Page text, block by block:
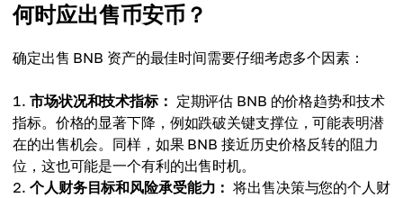
何时应出售币安币？
确定出售 BNB 资产的最佳时间需要仔细考虑多个因素：
市场状况和技术指标： 定期评估 BNB 的价格趋势和技术
指标。价格的显著下降，例如跌破关键支撑位，可能表明潜
在的出售机会。同样，如果 BNB 接近历史价格反转的阻力
位，这也可能是一个有利的出售时机。
个人财务目标和风险承受能力： 将出售决策与您的个人财